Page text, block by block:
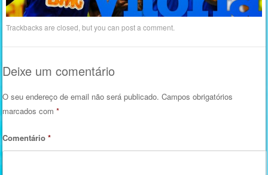
Trackbacks are closed, but you canpost a comment
Deixe um comentário
O seu endereço de email não será publicado. Campos obrigatórios
marcados com*
Comentário*